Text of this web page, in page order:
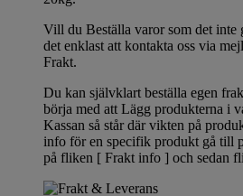
Vill du Beställa varor som det inte
det enklast att kontakta oss via
Frakt.
Du kan självklart beställa egen
börja med att Lägg produkterna i
Kassan så står där vikten på
info för en specifik produkt gå till
på fliken [ Frakt info ] och sedan